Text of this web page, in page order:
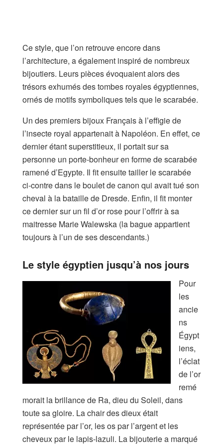
Ce style, que l’on retrouve encore dans
l’architecture, a également inspiré de nombreux
bijoutiers. Leurs pièces évoquaient alors des
trésors exhumés des tombes royales égyptiennes,
ornés de motifs symboliques tels que le scarabée.
Un des premiers bijoux Français à l’effigie de
l’insecte royal appartenait à Napoléon. En effet, ce
dernier étant superstitieux, il portait sur sa
personne un porte-bonheur en forme de scarabée
ramené d’Egypte. Il fit ensuite tailler le scarabée
ci-contre dans le boulet de canon qui avait tué son
cheval à la bataille de Dresde. Enfin, il fit monter
ce dernier sur un fil d’or rose pour l’offrir à sa
maitresse Marie Walewska (la bague appartient
toujours à l’un de ses descendants.)
Le style égyptien jusqu’à nos jours
Pour
les
ancie
ns
Égypt
iens,
l’éclat
de l’or
remé
morait la brillance de Ra, dieu du Soleil, dans
toute sa gloire. La chair des dieux était
représentée par l’or, les os par l’argent et les
cheveux par le lapis-lazuli. La bijouterie a marqué